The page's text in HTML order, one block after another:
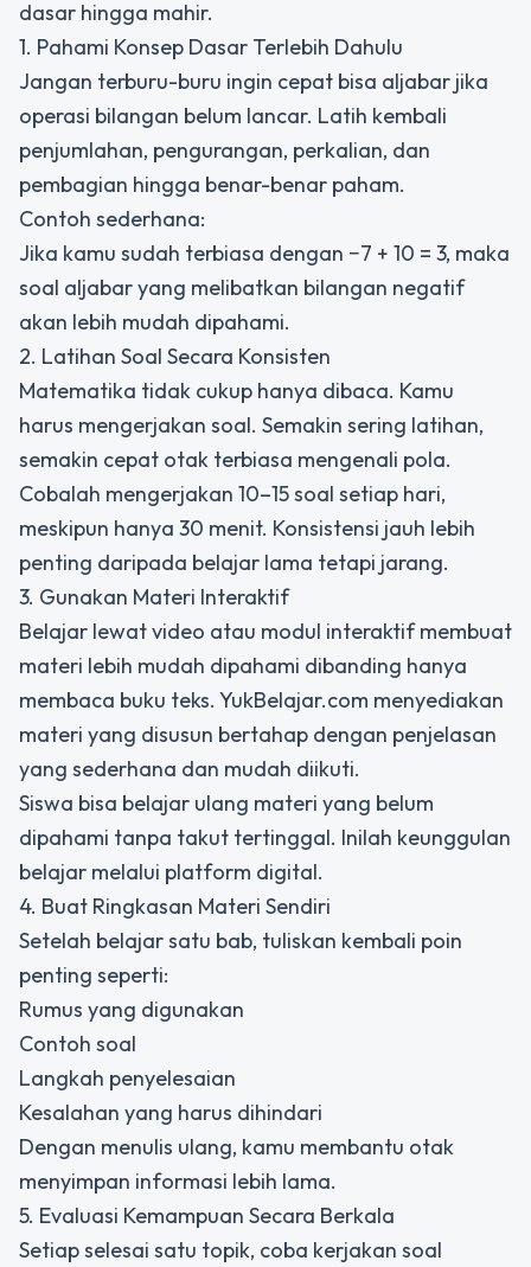
dasar hingga mahir.
1. Pahami Konsep Dasar Terlebih Dahulu
Jangan terburu-buru ingin cepat bisa aljabar jika
operasi bilangan belum lancar. Latih kembali
penjumlahan, pengurangan, perkalian, dan
pembagian hingga benar-benar paham.
Contoh sederhana:
Jika kamu sudah terbiasa dengan −7 + 10 = 3, maka
soal aljabar yang melibatkan bilangan negatif
akan lebih mudah dipahami.
2. Latihan Soal Secara Konsisten
Matematika tidak cukup hanya dibaca. Kamu
harus mengerjakan soal. Semakin sering latihan,
semakin cepat otak terbiasa mengenali pola.
Cobalah mengerjakan 10–15 soal setiap hari,
meskipun hanya 30 menit. Konsistensi jauh lebih
penting daripada belajar lama tetapi jarang.
3. Gunakan Materi Interaktif
Belajar lewat video atau modul interaktif membuat
materi lebih mudah dipahami dibanding hanya
membaca buku teks. YukBelajar.com menyediakan
materi yang disusun bertahap dengan penjelasan
yang sederhana dan mudah diikuti.
Siswa bisa belajar ulang materi yang belum
dipahami tanpa takut tertinggal. Inilah keunggulan
belajar melalui platform digital.
4. Buat Ringkasan Materi Sendiri
Setelah belajar satu bab, tuliskan kembali poin
penting seperti:
Rumus yang digunakan
Contoh soal
Langkah penyelesaian
Kesalahan yang harus dihindari
Dengan menulis ulang, kamu membantu otak
menyimpan informasi lebih lama.
5. Evaluasi Kemampuan Secara Berkala
Setiap selesai satu topik, coba kerjakan soal